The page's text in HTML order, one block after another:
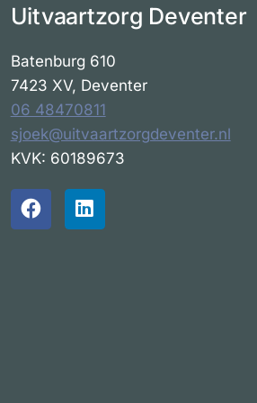
Uitvaartzorg Deventer
Batenburg 610
7423 XV, Deventer
06 48470811
sjoek@uitvaartzorgdeventer.nl
KVK: 60189673